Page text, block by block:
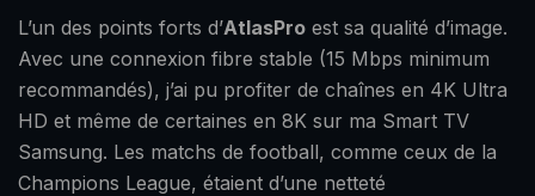
L’un des points forts d’AtlasPro est sa qualité d’image.
Avec une connexion fibre stable (15 Mbps minimum
recommandés), j’ai pu profiter de chaînes en 4K Ultra
HD et même de certaines en 8K sur ma Smart TV
Samsung. Les matchs de football, comme ceux de la
Champions League, étaient d’une netteté